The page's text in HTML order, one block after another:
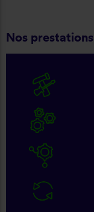
Nos prestations